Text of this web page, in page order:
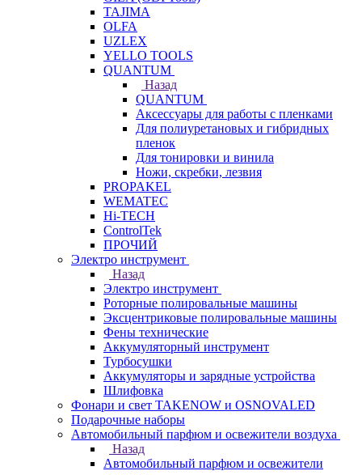
TAJIMA
OLFA
UZLEX
YELLO TOOLS
QUANTUM
Назад
QUANTUM
Аксессуары для работы с пленками
Для полиуретановых и гибридных
пленок
Для тонировки и винила
Ножи, скребки, лезвия
PROPAKEL
WEMATEC
Hi-TECH
ControlTek
ПРОЧИЙ
Электро инструмент
Назад
Электро инструмент
Роторные полировальные машины
Эксцентриковые полировальные машины
Фены технические
Аккумуляторный инструмент
Турбосушки
Аккумуляторы и зарядные устройства
Шлифовка
Фонари и свет TAKENOW и OSNOVALED
Подарочные наборы
Автомобильный парфюм и освежители воздуха
Назад
Автомобильный парфюм и освежители